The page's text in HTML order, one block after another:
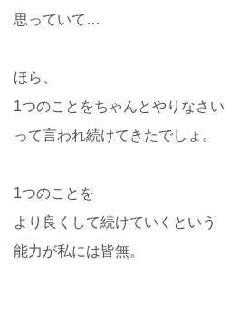
思っていて…
ほら、
1つのことをちゃんとやりなさい
って言われ続けてきたでしょ。
1つのことを
より良くして続けていくという
能力が私には皆無。